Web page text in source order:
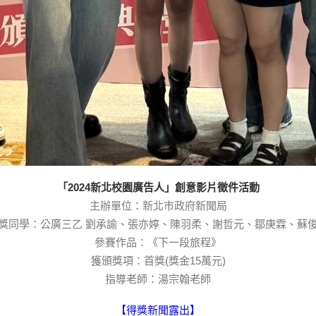
「2024新北校園廣告人」創意影片徵件活動
主辦單位：新北市政府新聞局
同學：公廣三乙 劉承諭、張亦婷、陳羽柔、謝哲元、鄒庚霖、蘇
參賽作品：《下一段旅程》
獲頒獎項：首獎(獎金15萬元)
指導老師：湯宗翰老師
【得獎新聞露出】